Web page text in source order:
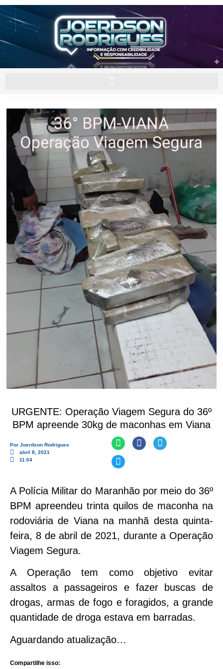
URGENTE: Operação Viagem Segura do 36º
BPM apreende 30kg de maconhas em Viana
Por Joerdson Rodrigues
abril 8, 2021
11:04
A Polícia Militar do Maranhão por meio do 36º
BPM apreendeu trinta quilos de maconha na
rodoviária de Viana na manhã desta quinta-
feira, 8 de abril de 2021, durante a Operação
Viagem Segura.
A Operação tem como objetivo evitar
assaltos a passageiros e fazer buscas de
drogas, armas de fogo e foragidos, a grande
quantidade de droga estava em barradas.
Aguardando atualização…
Compartilhe isso: